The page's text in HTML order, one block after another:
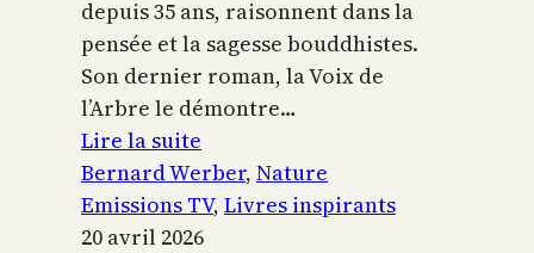
depuis 35 ans, raisonnent dans la
pensée et la sagesse bouddhistes.
Son dernier roman, la Voix de
l’Arbre le démontre…
Lire la suite
La
Voix
de
Bernard Werber, Nature
Emissions TV, Livres inspirants
20 avril 2026